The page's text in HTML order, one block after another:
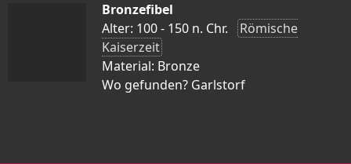
Bronzefibel
Alter: 100 - 150 n. Chr.
Römische
Kaiserzeit
Material: Bronze
Wo gefunden? Garlstorf